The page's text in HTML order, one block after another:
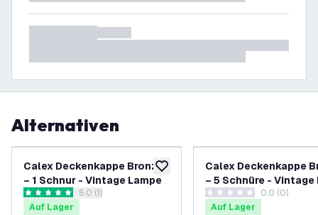
Alternativen
zur Wunschliste hinzufügen
Calex Deckenkappe Bronze
– 1 Schnur - Vintage Lampe
Bewertungsbereich öffnen
5 Bewertungssterne
5.0 (1)
Auf Lager
Calex Deckenkappe
– 5 Schnüre - Vintage
0 Bewertungssterne
0.0 (0)
Auf Lager